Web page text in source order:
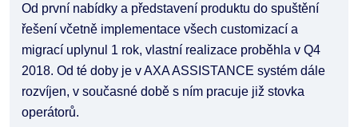
Od první nabídky a představení produktu do spuštění
řešení včetně implementace všech customizací a
migrací uplynul 1 rok, vlastní realizace proběhla v Q4
2018. Od té doby je v AXA ASSISTANCE systém dále
rozvíjen, v současné době s ním pracuje již stovka
operátorů.